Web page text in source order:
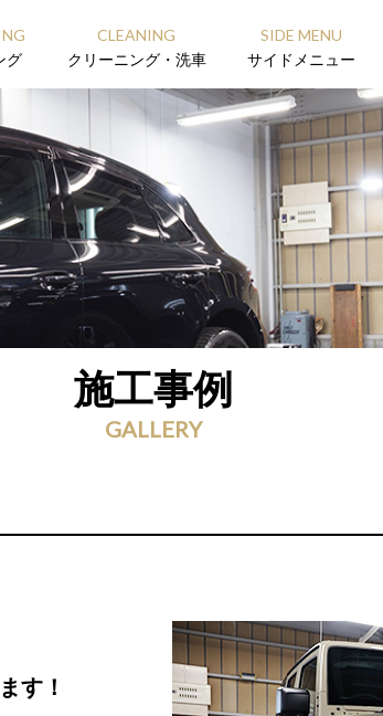
グ
CLEANING
クリーニング・洗車
SIDE MENU
サイドメニュー
施工事例
GALLERY
す！